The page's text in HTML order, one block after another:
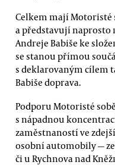
Celkem mají
a představují
Andreje Babiše ke
se stanou přímou
s deklarovaným cílem
Babiše doprava.
Podporu Motoristé
s nápadnou
zaměstnaností ve
osobní automobily —
či u Rychnova nad